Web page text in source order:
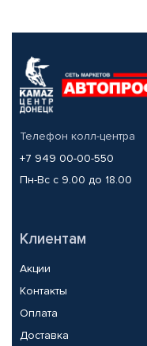
Телефон колл-центра
+7 949 00-00-550
Пн-Вс с 9.00 до 18.00
Клиентам
Акции
Контакты
Оплата
Доставка